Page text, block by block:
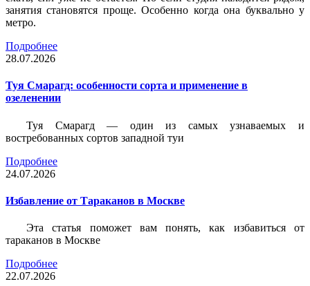
занятия становятся проще. Особенно когда она буквально у
метро.
Подробнее
28.07.2026
Туя Смарагд: особенности сорта и применение в
озеленении
Туя Смарагд — один из самых узнаваемых и
востребованных сортов западной туи
Подробнее
24.07.2026
Избавление от Тараканов в Москве
Эта статья поможет вам понять, как избавиться от
тараканов в Москве
Подробнее
22.07.2026